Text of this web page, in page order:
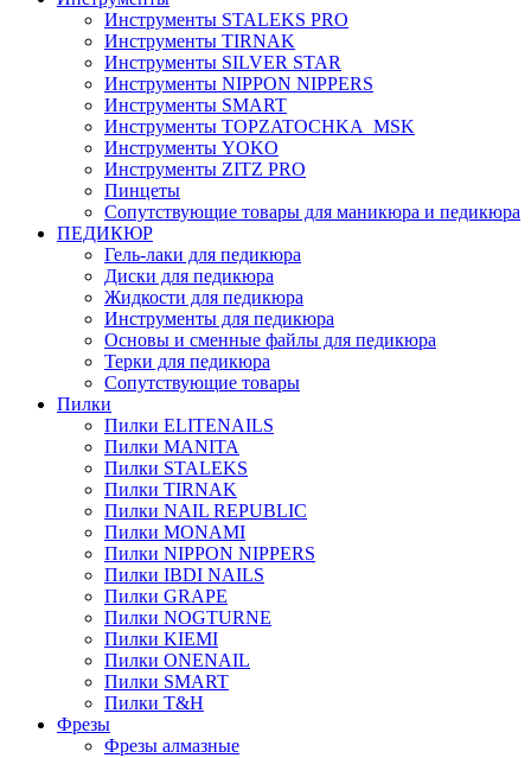
Инструменты STALEKS PRO
Инструменты TIRNAK
Инструменты SILVER STAR
Инструменты NIPPON NIPPERS
Инструменты SMART
Инструменты TOPZATOCHKA_MSK
Инструменты YOKO
Инструменты ZITZ PRO
Пинцеты
Сопутствующие товары для маникюра и педикюра
ПЕДИКЮР
Гель-лаки для педикюра
Диски для педикюра
Жидкости для педикюра
Инструменты для педикюра
Основы и сменные файлы для педикюра
Терки для педикюра
Сопутствующие товары
Пилки
Пилки ELITENAILS
Пилки MANITA
Пилки STALEKS
Пилки TIRNAK
Пилки NAIL REPUBLIC
Пилки MONAMI
Пилки NIPPON NIPPERS
Пилки IBDI NAILS
Пилки GRAPE
Пилки NOGTURNE
Пилки KIEMI
Пилки ONENAIL
Пилки SMART
Пилки T&H
Фрезы
Фрезы алмазные